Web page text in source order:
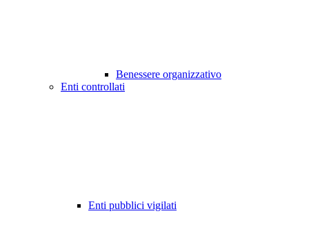
Benessere organizzativo
Enti controllati
Enti pubblici vigilati